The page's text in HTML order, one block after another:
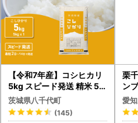
【令和7年産】コシヒカリ
5kg スピード発送 精米 5k
g x 1袋 白米 茨城県 八千代
町
茨城県八千代町
(145)
栗
ン
デ
愛